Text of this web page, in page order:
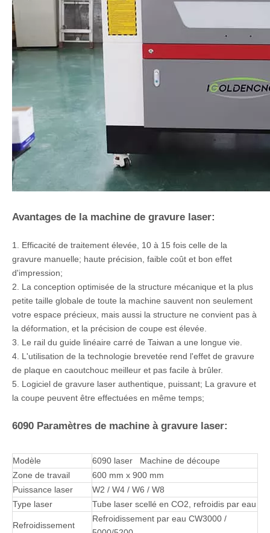
gravure manuelle; haute précision, faible coût et bon effet
d'impression;
2. La conception optimisée de la structure mécanique et la plus
petite taille globale de toute la machine sauvent non seulement
votre espace précieux, mais aussi la structure ne convient pas à
la déformation, et la précision de coupe est élevée.